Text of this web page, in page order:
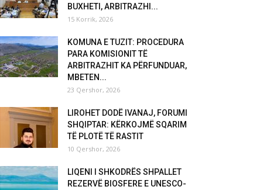
BUXHETI, ARBITRAZHI...
15 Korrik, 2026
KOMUNA E TUZIT: PROCEDURA
PARA KOMISIONIT TË
ARBITRAZHIT KA PËRFUNDUAR,
MBETEN...
23 Qershor, 2026
LIROHET DODË IVANAJ, FORUMI
SHQIPTAR: KËRKOJMË SQARIM
TË PLOTË TË RASTIT
10 Qershor, 2026
LIQENI I SHKODRËS SHPALLET
REZERVË BIOSFERE E UNESCO-